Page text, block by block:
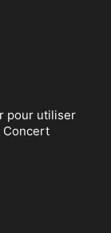
pour utiliser
Concert